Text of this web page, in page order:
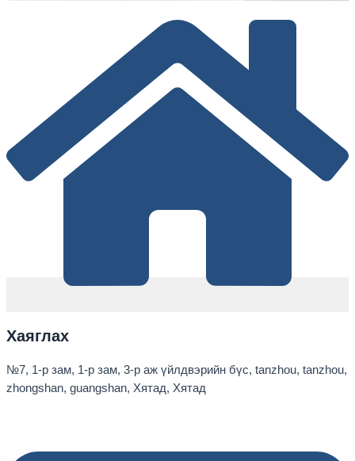
Хаяглах
№7, 1-р зам, 1-р зам, 3-р аж үйлдвэрийн бүс, tanzhou, tanzhou,
zhongshan, guangshan, Хятад, Хятад